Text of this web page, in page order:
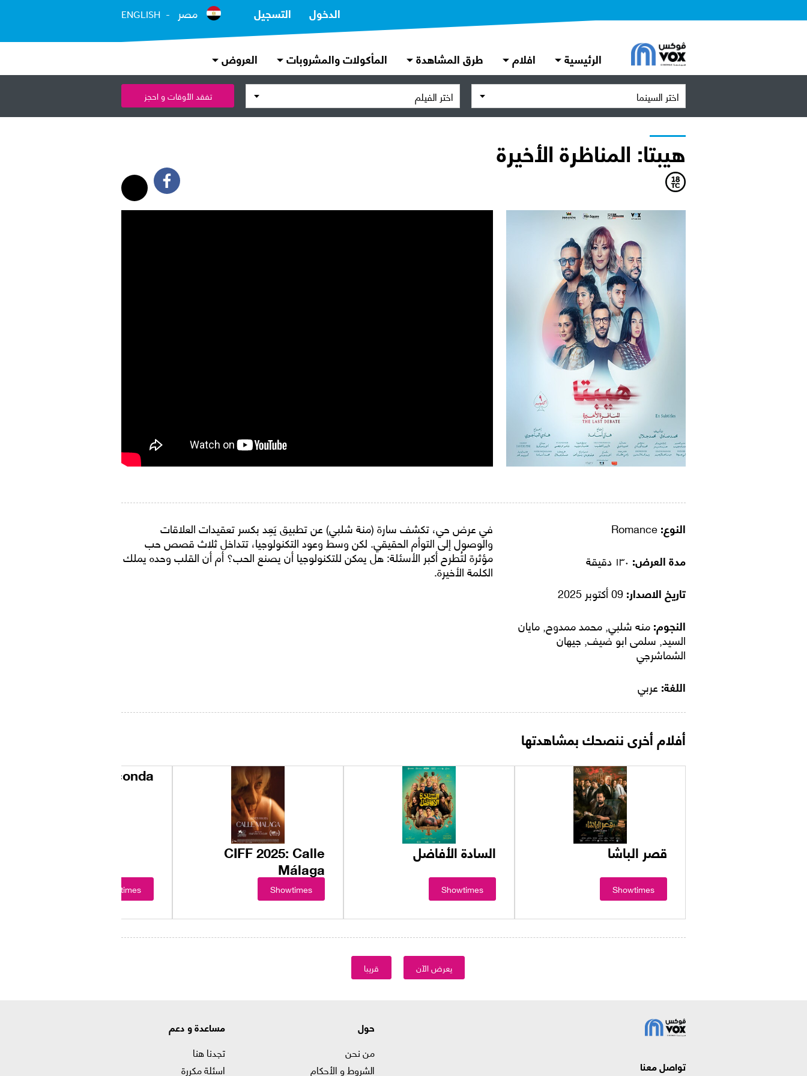
الدخول التسجيل مصر ENGLISH
الرئيسية افلام طرق المشاهدة المأكولات والمشروبات العروض
اختر السينما اختر الفيلم تفقد الأوقات و احجز
هيبتا: المناظرة الأخيرة
النوع:
مدة العرض:
تاريخ الاصدار:
النجوم:منه شلبي, محمد ممدوح, مايان
السيد, سلمى ابو ضيف, جيهان
الشماشرجي
اللغة: عربي
في عرض حي، تكشف سارة (منة شلبي) عن تطبيق يَعِد بكسر تعقيدات العلاقات
والوصول إلى التوأم الحقيقي. لكن وسط وعود التكنولوجيا، تتداخل ثلاث قصص حب
مؤثرة لتُطرح أكبر الأسئلة: هل يمكن للتكنولوجيا أن يصنع الحب؟ أم أن القلب وحده يملك
الكلمة الأخيرة.
أفلام أخرى ننصحك بمشاهدتها
قصر الباشا
Showtimes
السادة الأفاضل
Showtimes
CIFF 2025: Calle
Málaga
Showtimes
Anaconda
Showtimes
يعرض الآن قريبا
تواصل معنا
حول
من نحن
الشروط و الأحكام
مساعدة و دعم
تجدنا هنا
اسئلة مكررة